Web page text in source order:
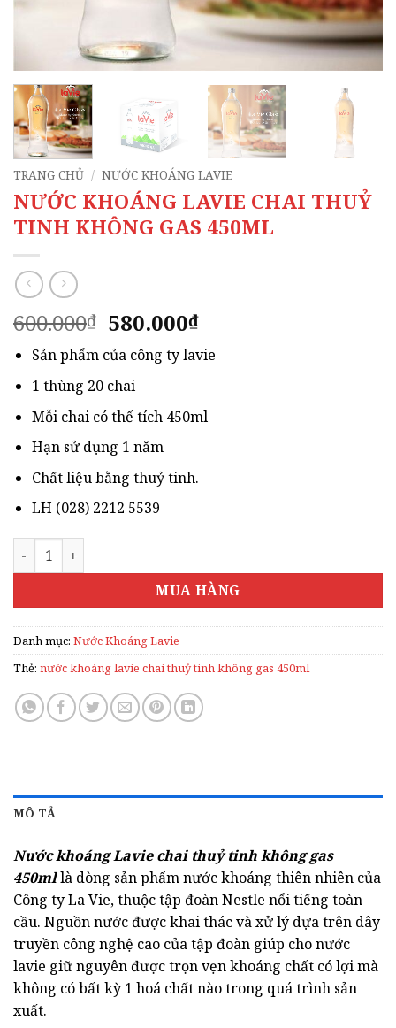
TRANG CHỦ / NƯỚC KHOÁNG LAVIE
NƯỚC KHOÁNG LAVIE CHAI THUỶ
TINH KHÔNG GAS 450ML
600.000₫ Giá
gốc
là:
600.000₫.
580.000₫Giá
hiện
tại
580.000₫.
Sản phẩm của công ty lavie
1 thùng 20 chai
Mỗi chai có thể tích 450ml
Hạn sử dụng 1 năm
Chất liệu bằng thuỷ tinh.
LH (028) 2212 5539
NƯỚC KHOÁNG LAVIE CHAI THUỶ TINH KHÔNG GAS
MUA HÀNG
Danh mục: Nước Khoáng Lavie
Thẻ: nước khoáng lavie chai thuỷ tinh không gas 450ml
MÔ TẢ
Nước khoáng Lavie chai thuỷ tinh không gas
450mllà dòng sản phẩm nước khoáng thiên nhiên của
Công ty La Vie, thuộc tập đoàn Nestle nổi tiếng toàn
cầu. Nguồn nước được khai thác và xử lý dựa trên dây
truyền công nghệ cao của tập đoàn giúp cho nước
lavie giữ nguyên được trọn vẹn khoáng chất có lợi mà
không có bất kỳ 1 hoá chất nào trong quá trình sản
xuất.